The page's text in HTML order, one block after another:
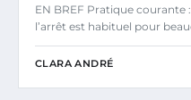
EN BREF Pratique courante
l’arrêt est habituel pour
CLARA ANDRÉ